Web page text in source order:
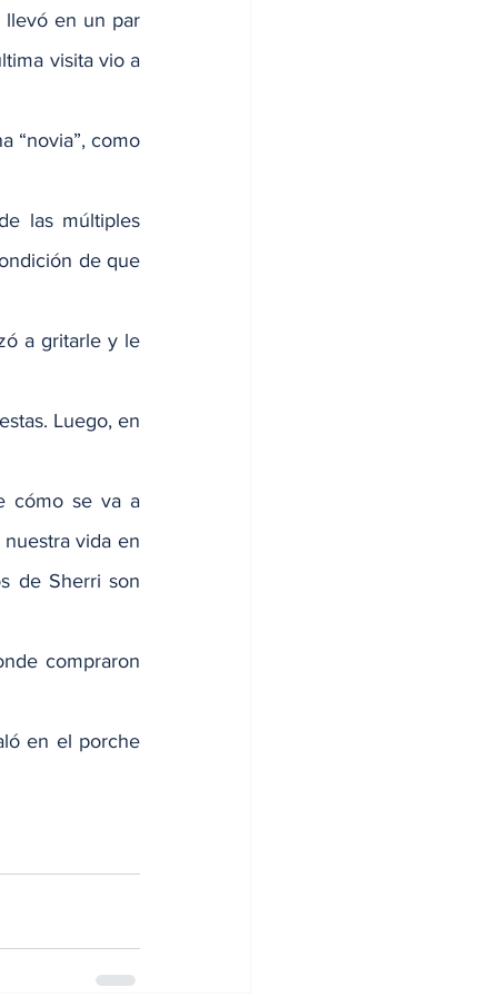
llevó en un par
visita vio a
“novia”, como
las múltiples
de que
a gritarle y le
Luego, en
cómo se va a
vida en
de Sherri son
compraron
en el porche